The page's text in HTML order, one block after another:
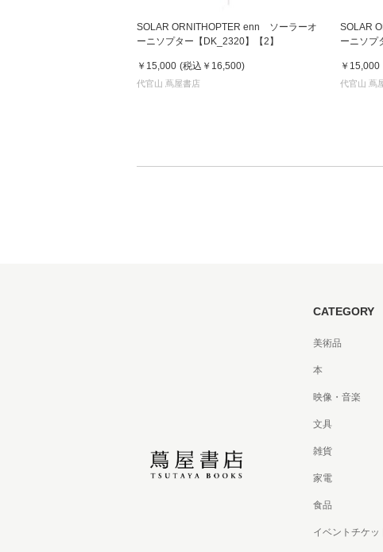
SOLAR ORNITHOPTER enn ソーラーオ
ーニソプター【DK_2320】【2】
￥15,000 (税込 ￥16,500)
代官山 蔦屋書店
SOLAR
ーニソプ
￥15,000
代官山 蔦
CATEGORY
美術品
本
映像・音楽
文具
雑貨
家電
食品
イベントチケッ